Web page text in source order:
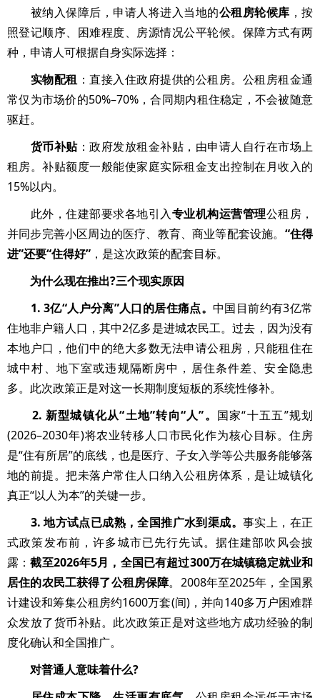
被纳入保障后，申请人将进入当地的公租房轮候库 ，按
照登记顺序、困难程度、房源情况公平轮候。保障方式有两
种，申请人可根据自身实际选择：
实物配租 ：直接入住政府提供的公租房。公租房租金通
常仅为市场价的50%–70%，合同期内租住稳定，不会被随意
驱赶。
货币补贴：政府发放租金补贴，由申请人自行在市场上
租房。补贴额度一般能使家庭实际租金支出控制在月收入的
15%以内。
此外，住建部要求各地引入专业机构运营管理公租房，
并同步完善小区周边的医疗、教育、商业等配套设施。 “住得
进”还要“住得好” ，是这次政策的配套目标。
为什么现在推出?三个现实原因
1. 3亿“人户分离”人口的居住痛点。中国目前约有3亿常
住地非户籍人口，其中2亿多是进城农民工。过去，因为没有
本地户口，他们中的绝大多数无法申请公租房，只能租住在
城中村、地下室或违规隔断房中，居住条件差、安全隐患
多。此次政策正是对这一长期制度短板的系统性修补。
2. 新型城镇化从“土地”转向“人”。 国家“十五五”规划
(2026–2030年)将农业转移人口市民化作为核心目标。住房
是“住有所居”的底线，也是医疗、子女入学等公共服务能够落
地的前提。把未落户常住人口纳入公租房体系，是让城镇化
真正“以人为本”的关键一步。
3. 地方试点已成熟，全国推广水到渠成。事实上，在正
式政策发布前，许多城市已先行先试。据住建部吹风会披
露：截至2026年5月，全国已有超过300万在城镇稳定就业和
居住的农民工获得了公租房保障。2008年至2025年，全国累
计建设和筹集公租房约1600万套(间)，并向140多万户困难群
众发放了货币补贴。此次政策正是对这些地方成功经验的制
度化确认和全国推广。
对普通人意味着什么?